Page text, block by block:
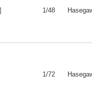
1/48
1/72